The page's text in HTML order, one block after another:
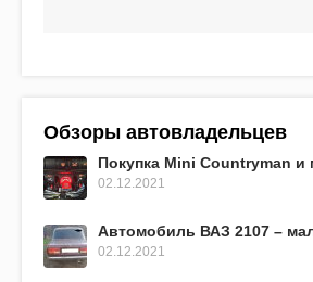
Обзоры автовладельцев
Покупка Mini Countryman и
02.12.2021
Автомобиль ВАЗ 2107 –
02.12.2021